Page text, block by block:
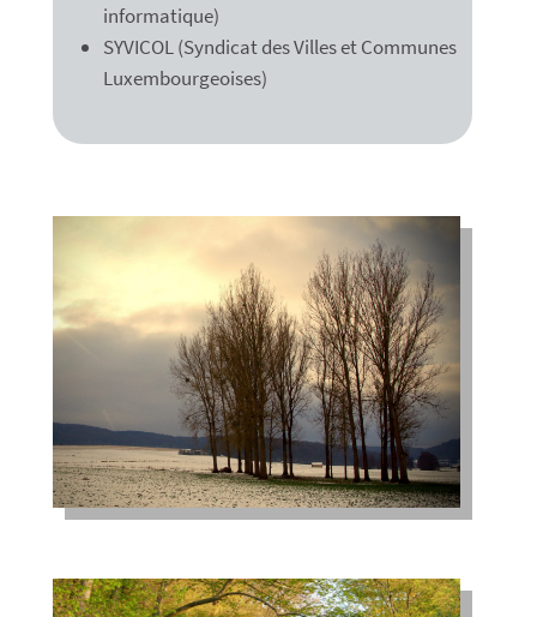
informatique)
SYVICOL (Syndicat des Villes et Communes
Luxembourgeoises)